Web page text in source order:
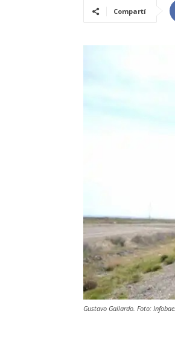
Compartí
Gustavo Gallardo. Foto: Infobae.